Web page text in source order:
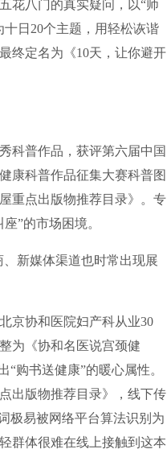
花八门的真实疑问，以“师
日20个主题，用轻松诙谐
终定名为《10天，让你避开
普作品，获评第六届中国
康科普作品征集大赛科普图
重点出版物推荐目录》。专
”的市场困境。
新媒体渠道也时常出现展
京协和医院妇产科从业30
为《协和名医说宫颈健
购书送健康”的暖心属性。
出版物推荐目录》，线下传
极易被网络平台算法识别为
群体很难在线上接触到这本